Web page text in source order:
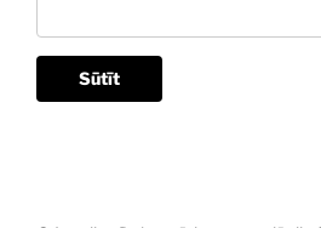
Sūtīt